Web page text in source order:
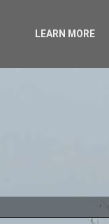
LEARN MORE